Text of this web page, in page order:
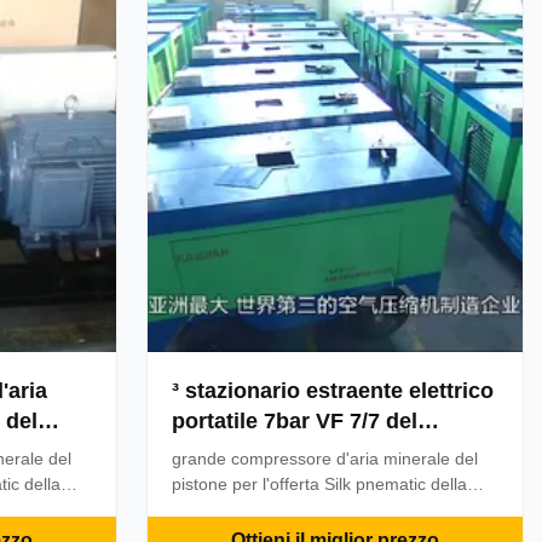
...
pistone pricipalmente è ...
di VF
del
della
d'aria
³ stazionario estraente elettrico
portatile 7bar VF 7/7 del
compressore d'aria 100psi 7m
grande compressore d'aria minerale del
pistone per l'offerta Silk pnematic della
strumenti VF 7/7 7mVF7/7 che estrae il